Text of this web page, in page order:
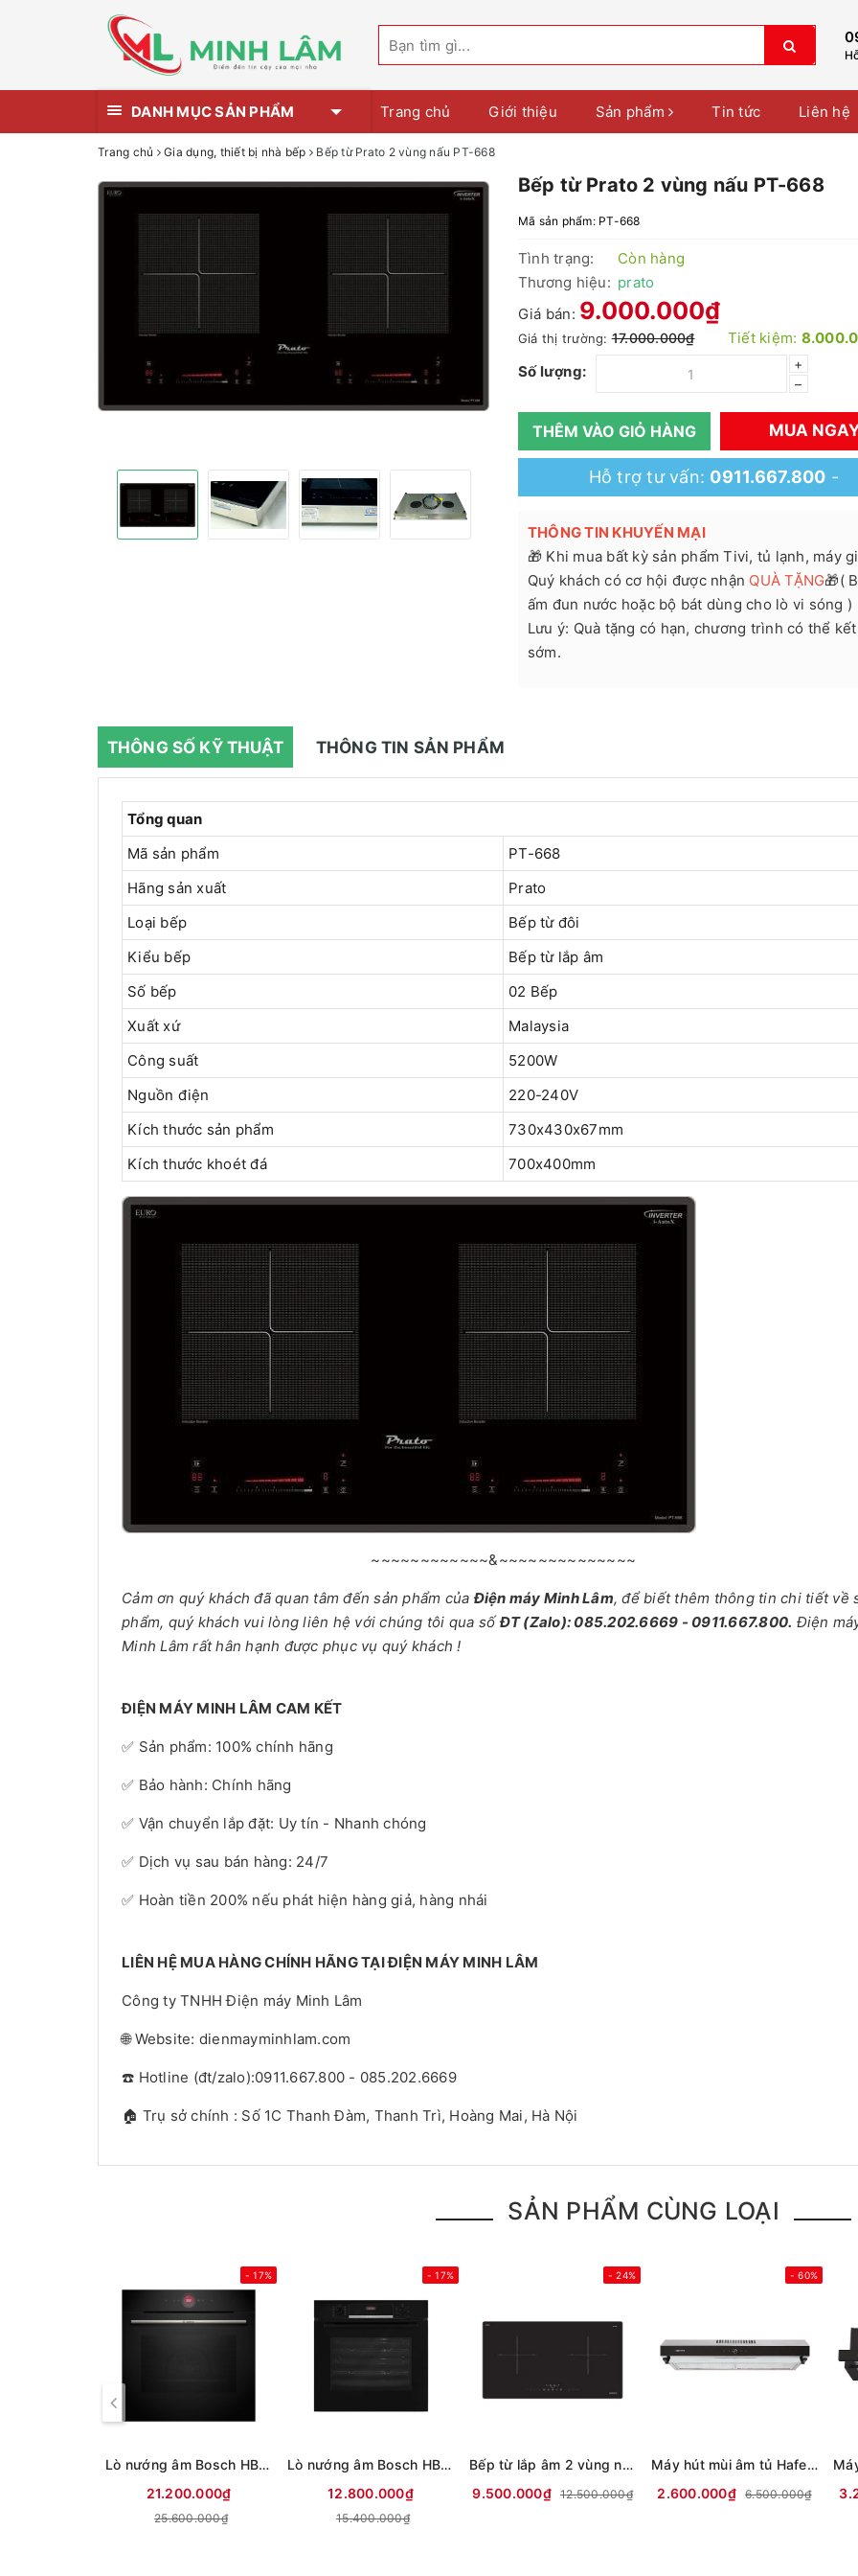
DANH MỤC SẢN PHẨM Trang chủ Giới thiệu Sản phẩm Tin tức Liên hệ
Trang chủ Gia dụng, thiết bị nhà bếp Bếp từ Prato 2 vùng nấu PT-668
Bếp từ Prato 2 vùng nấu PT-668
Mã sản phẩm: PT-668
Tình trạng:
Còn hàng
Thương hiệu: prato
Giá bán: 9.000.000₫
Giá thị trường:17.000.000₫ Tiết kiệm:
Số lượng:
+
–
THÊM VÀO GIỎ HÀNG MUA
Hỗ trợ tư vấn: 0911.667.800 -
THÔNG TIN KHUYẾN MẠI
🎁 Khi mua bất kỳ sản phẩm Tivi, tủ lạnh, máy
Quý khách có cơ hội được nhận QUÀ TẶNG🎁(
ấm đun nước hoặc bộ bát dùng cho lò vi sóng )
Lưu ý: Quà tặng có hạn, chương trình có thể
sớm.
THÔNG SỐ KỸ THUẬT THÔNG TIN SẢN PHẨM
Tổng quan
Mã sản phẩm
PT-668
Hãng sản xuất
Prato
Loại bếp
Bếp từ đôi
Kiểu bếp
Bếp từ lắp âm
Số bếp
02 Bếp
Xuất xứ
Malaysia
Công suất
5200W
Nguồn điện
220-240V
Kích thước sản phẩm
730x430x67mm
Kích thước khoét đá
700x400mm
~~~~~~~~~~~~&~~~~~~~~~~~~~~
Cảm ơn quý khách đã quan tâm đến sản phẩm củaĐiện máy Minh Lâm, để biết thêm thông tin chi tiết về
phẩm, quý khách vui lòng liên hệ với chúng tôi qua sốĐT (Zalo): 085.202.6669 - 0911.667.800. Điện
Minh Lâm rất hân hạnh được phục vụ quý khách !
ĐIỆN MÁY MINH LÂM CAM KẾT
✅ Sản phẩm: 100% chính hãng
✅ Bảo hành: Chính hãng
✅ Vận chuyển lắp đặt: Uy tín - Nhanh chóng
✅ Dịch vụ sau bán hàng: 24/7
✅ Hoàn tiền 200% nếu phát hiện hàng giả, hàng nhái
LIÊN HỆ MUA HÀNG CHÍNH HÃNG TẠI ĐIỆN MÁY MINH LÂM
Công ty TNHH Điện máy Minh Lâm
🌐 Website: dienmayminhlam.com
☎️ Hotline (đt/zalo):0911.667.800 - 085.202.6669
🏠 Trụ sở chính : Số 1C Thanh Đàm, Thanh Trì, Hoàng Mai, Hà Nội
SẢN PHẨM CÙNG LOẠI
- 17%
Lò nướng âm Bosch HBG7341B1 71 lít
21.200.000₫
25.600.000₫
- 17%
Lò nướng âm Bosch HBG536ES3 71 lít
12.800.000₫
15.400.000₫
- 24%
Bếp từ lắp âm 2 vùng nấu Hafele HC-I73241B
9.500.000₫
12.500.000₫
- 60%
Máy hút mùi âm tủ Hafele HC-H7031BB
2.600.000₫
6.500.000₫